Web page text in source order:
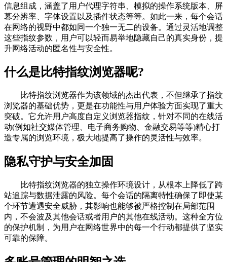
信息组成，涵盖了用户代理字符串、模拟的操作系统版本、屏
幕分辨率、字体设置以及插件状态等等。如此一来，每个会话
在网络的视野中都如同一个独一无二的设备。通过灵活地调整
这些指纹参数，用户可以轻而易举地隐藏自己的真实身份，提
升网络活动的匿名性与安全性。
什么是比特指纹浏览器呢?
比特指纹浏览器作为该领域的杰出代表，不但继承了指纹
浏览器的基础优势，更是在功能性与用户体验方面实现了重大
突破。它允许用户高度自定义浏览器指纹，针对不同的在线活
动(例如社交媒体管理、电子商务购物、金融交易等等)精心打
造专属的浏览环境，极大地提高了操作的灵活性与效率。
隐私守护与安全加固
比特指纹浏览器的独立操作环境设计，从根本上降低了跨
站追踪与数据泄露的风险。每个会话的隔离特性确保了即使某
个环节遭遇安全威胁，其影响也能够被严格控制在局部范围
内，不会波及其他会话或者用户的其他在线活动。这种全方位
的保护机制，为用户在网络世界中的每一个行动都提供了坚实
可靠的保障。